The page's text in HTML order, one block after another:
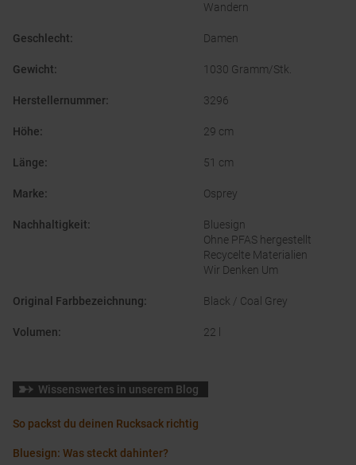
Wandern
Geschlecht: Damen
Gewicht: 1030 Gramm/Stk.
Herstellernummer: 3296
Höhe: 29 cm
Länge: 51 cm
Marke: Osprey
Nachhaltigkeit:
Bluesign
Ohne PFAS hergestellt
Recycelte Materialien
Wir Denken Um
Original Farbbezeichnung: Black / Coal Grey
Volumen: 22 l
Wissenswertes in unserem Blog
So packst du deinen Rucksack richtig
Bluesign: Was steckt dahinter?